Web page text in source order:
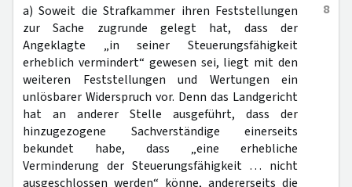
8
a) Soweit die Strafkammer ihren Feststellungen
zur Sache zugrunde gelegt hat, dass der
Angeklagte „in seiner Steuerungsfähigkeit
erheblich vermindert“ gewesen sei, liegt mit den
weiteren Feststellungen und Wertungen ein
unlösbarer Widerspruch vor. Denn das Landgericht
hat an anderer Stelle ausgeführt, dass der
hinzugezogene Sachverständige einerseits
bekundet habe, dass „eine erhebliche
Verminderung der Steuerungsfähigkeit … nicht
ausgeschlossen werden“ könne, andererseits die